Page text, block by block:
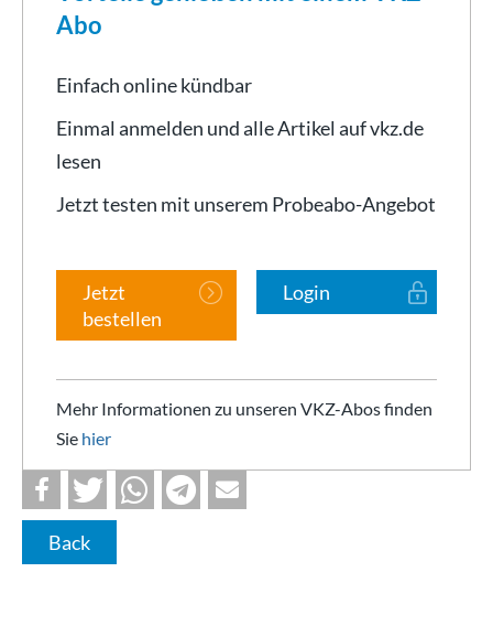
Abo
Einfach online kündbar
Einmal anmelden und alle Artikel auf vkz.de
lesen
Jetzt testen mit unserem Probeabo-Angebot
Jetzt
bestellen
Login
Mehr Informationen zu unseren VKZ-Abos finden
Sie hier
Back